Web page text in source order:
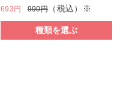
693円 990円（税込）※
種類を選ぶ